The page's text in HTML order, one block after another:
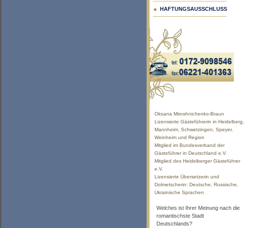
HAFTUNGSAUSSCHLUSS
Oksana Miroshnichenko-Braun
Lizensierte Gästeführerin in Heidelberg,
Mannheim, Schwetzingen, Speyer,
Weinheim und Region
Mitglied im Bundesverband der
Gästeführer in Deutschland e.V.
Mitglied des Heidelberger Gästeführer
e.V.
Lizensierte Übersetzerin und
Dolmetscherin: Deutsche, Russische,
Ukrainische Sprachen
Welches ist Ihrer Meinung nach die
romantischste Stadt
Deutschlands?